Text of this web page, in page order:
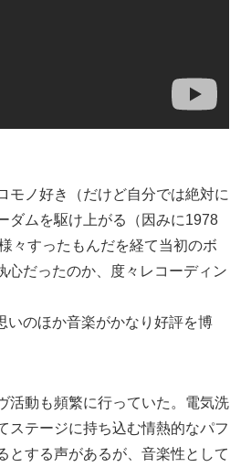
モノ好き（だけど自分では絶対に
ダムを駆け上がる（因みに1978
々すったもんだを経て当初のボ
心だったのか、度々レコーディン
いのほか音楽がかなり好評を博
活動も頻繁に行っていた。電気洗
ステージに持ち込む情熱的なパフ
とする声があるが、音楽性として